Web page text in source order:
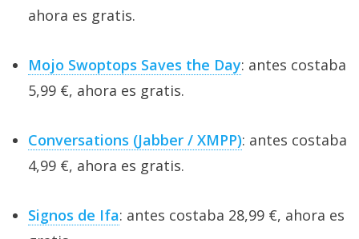
ahora es gratis.
Mojo Swoptops Saves the Day: antes costaba
5,99 €, ahora es gratis.
Conversations (Jabber / XMPP): antes costaba
4,99 €, ahora es gratis.
Signos de Ifa: antes costaba 28,99 €, ahora es